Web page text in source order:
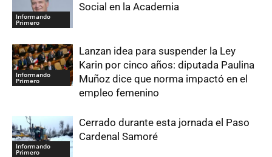
Informando
Primero
Social en la Academia
Informando
Primero
Lanzan idea para suspender la Ley
Karin por cinco años: diputada Paulina
Muñoz dice que norma impactó en el
empleo femenino
Informando
Primero
Cerrado durante esta jornada el Paso
Cardenal Samoré